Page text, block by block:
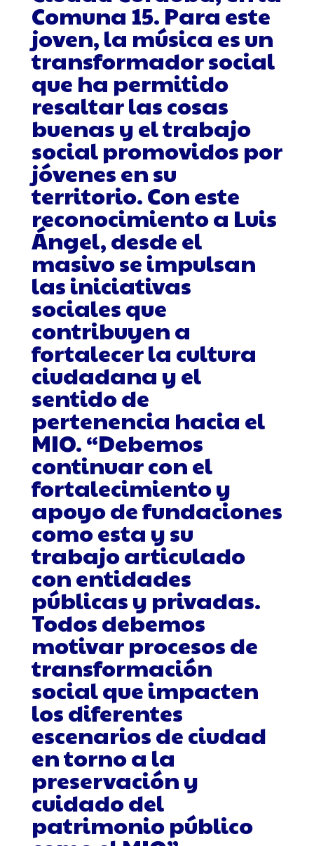
Comuna 15. Para este
joven, la música es un
transformador social
que ha permitido
resaltar las cosas
buenas y el trabajo
social promovidos por
jóvenes en su
territorio. Con este
reconocimiento a Luis
Ángel, desde el
masivo se impulsan
las iniciativas
sociales que
contribuyen a
fortalecer la cultura
ciudadana y el
sentido de
pertenencia hacia el
MIO. “Debemos
continuar con el
fortalecimiento y
apoyo de fundaciones
como esta y su
trabajo articulado
con entidades
públicas y privadas.
Todos debemos
motivar procesos de
transformación
social que impacten
los diferentes
escenarios de ciudad
en torno a la
preservación y
cuidado del
patrimonio público